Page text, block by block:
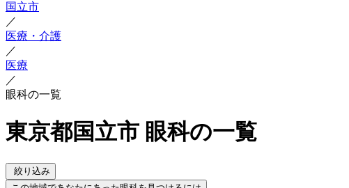
国立市
／
医療・介護
／
医療
／
眼科の一覧
東京都国立市 眼科の一覧
絞り込み